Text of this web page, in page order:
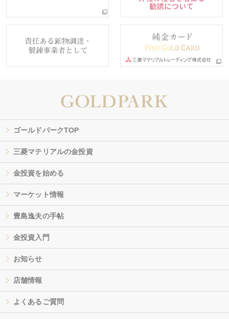
ゴールドパークTOP
三菱マテリアルの金投資
金投資を始める
マーケット情報
豊島逸夫の手帖
金投資入門
お知らせ
店舗情報
よくあるご質問